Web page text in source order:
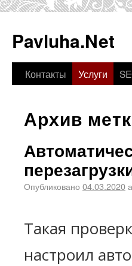
Pavluha.Net
Контакты Услуги
Архив
Опубликовано 04.03.2020
Такая
настроил